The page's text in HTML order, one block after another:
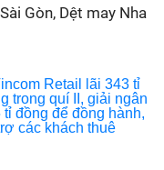
Gòn, Dệt may Nha